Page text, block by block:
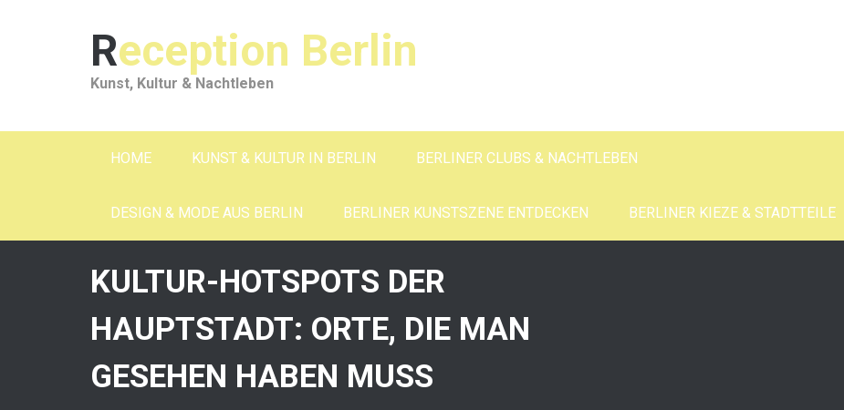
Reception Berlin
Kunst, Kultur & Nachtleben
HOME KUNST & KULTUR IN BERLIN BERLINER CLUBS & NACHTLEBEN
DESIGN & MODE AUS BERLIN BERLINER KUNSTSZENE ENTDECKEN BERLINER KIEZE & STADTTEILE
KULTUR-HOTSPOTS DER
HAUPTSTADT: ORTE, DIE MAN
GESEHEN HABEN MUSS